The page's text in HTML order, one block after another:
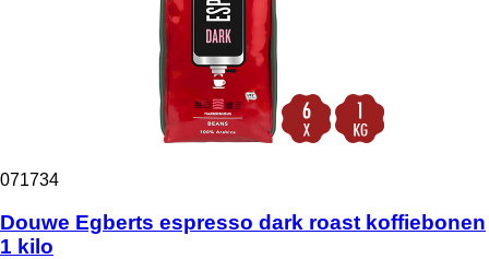
071734
Douwe Egberts espresso dark roast koffiebonen
1 kilo